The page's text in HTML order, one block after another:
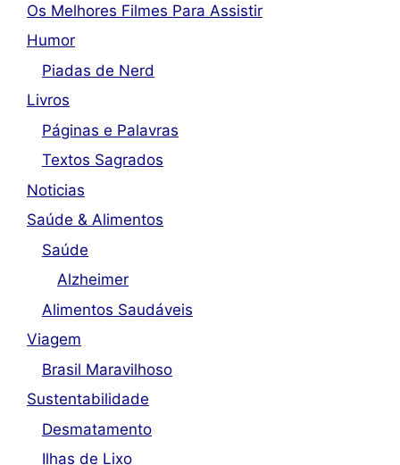
Os Melhores Filmes Para Assistir
Humor
Piadas de Nerd
Livros
Páginas e Palavras
Textos Sagrados
Noticias
Saúde & Alimentos
Saúde
Alzheimer
Alimentos Saudáveis
Viagem
Brasil Maravilhoso
Sustentabilidade
Desmatamento
Ilhas de Lixo